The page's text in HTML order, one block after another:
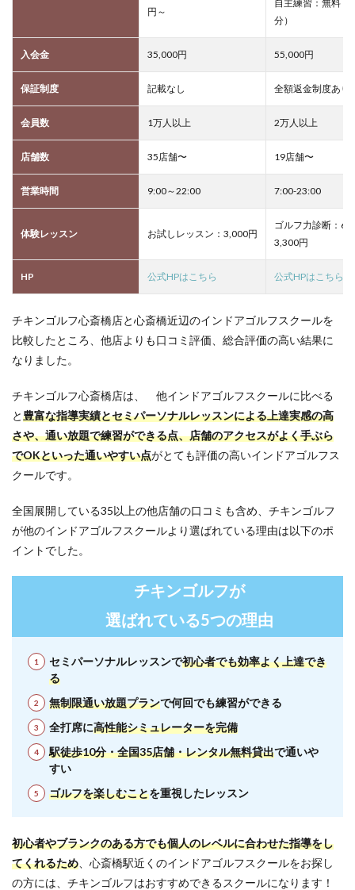
円～
自主練習：無料（
分）
入会金 35,000円 55,000円
保証制度 記載なし 全額返金制度あり
会員数 1万人以上 2万人以上
店舗数 35店舗〜 19店舗〜
営業時間 9:00～22:00 7:00-23:00
体験レッスン お試しレッスン：3,000円
ゴルフ力診断：60
3,300円
HP 公式HPはこちら 公式HPはこちら
チキンゴルフ心斎橋店と心斎橋近辺のインドアゴルフスクールを
比較したところ、他店よりも口コミ評価、総合評価の高い結果に
なりました。
チキンゴルフ心斎橋店は、 他インドアゴルフスクールに比べる
と豊富な指導実績とセミパーソナルレッスンによる上達実感の高
さや、通い放題で練習ができる点、店舗のアクセスがよく手ぶら
でOKといった通いやすい点がとても評価の高いインドアゴルフス
クールです。
全国展開している35以上の他店舗の口コミも含め、チキンゴルフ
が他のインドアゴルフスクールより選ばれている理由は以下のポ
イントでした。
チキンゴルフが
選ばれている5つの理由
セミパーソナルレッスンで初心者でも効率よく上達でき
る
無制限通い放題プランで何回でも練習ができる
全打席に高性能シミュレーターを完備
駅徒歩10分・全国35店舗・レンタル無料貸出で通いや
すい
ゴルフを楽しむことを重視したレッスン
初心者やブランクのある方でも個人のレベルに合わせた指導をし
てくれるため 、心斎橋駅近くのインドアゴルフスクールをお探し
の方には、チキンゴルフはおすすめできるスクールになります！